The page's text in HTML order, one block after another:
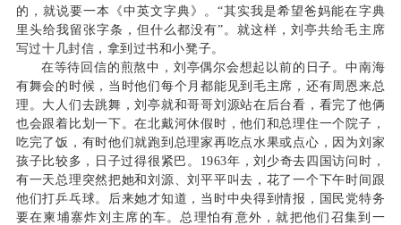
的，就说要一本《中英文字典》。“其实我是希望爸妈能在字典
里头给我留张字条，但什么都没有”。就这样，刘亭共给毛主席
写过十几封信，拿到过书和小凳子。
在等待回信的煎熬中，刘亭偶尔会想起以前的日子。中南海
有舞会的时候，当时他们每个月都能见到毛主席，还有周恩来总
理。大人们去跳舞，刘亭就和哥哥刘源站在后台看，看完了他俩
也会跟着比划一下。在北戴河休假时，他们和总理住一个院子，
吃完了饭，有时他们就跑到总理家再吃点水果或点心，因为刘家
孩子比较多，日子过得很紧巴。1963年，刘少奇去四国访问时，
有一天总理突然把她和刘源、刘平平叫去，花了一个下午时间跟
他们打乒乓球。后来她才知道，当时中央得到情报，国民党特务
要在柬埔寨炸刘主席的车。总理怕有意外，就把他们召集到一